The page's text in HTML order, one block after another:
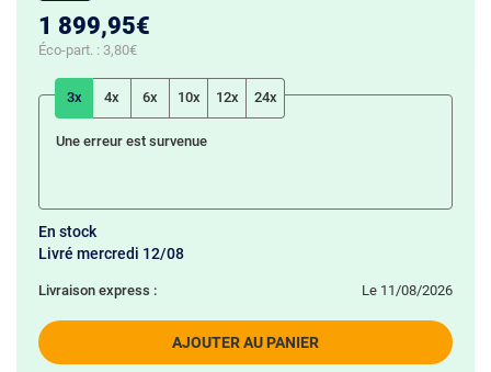
1 899,95€
Éco-part. : 3,80€
3x 4x 6x 10x 12x 24x
Une erreur est survenue
AJOUTER AU PANIER
En stock
Livraison express : le 11/08/2026
Livré mercredi 12/08